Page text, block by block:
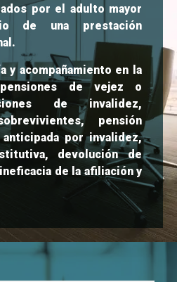
por el adulto mayor
de una prestación
y acompañamiento en la
de vejez o
de invalidez,
pensión
por invalidez,
devolución de
de la afiliación y